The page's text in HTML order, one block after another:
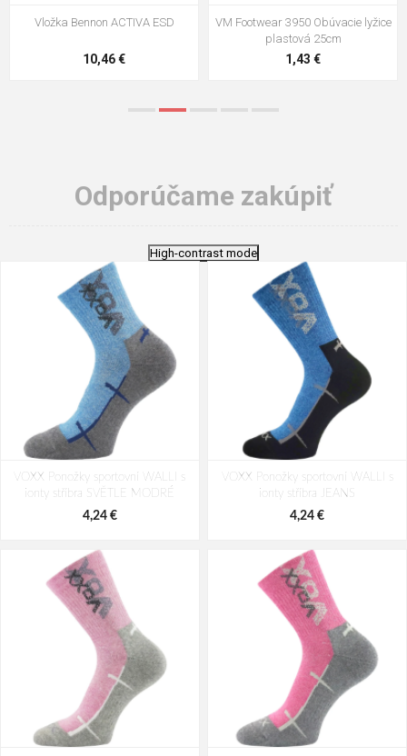
VM Footwear 3009 Vkladacia
5,21 €
VM Footwear 3102 Šnúrky ploché
0,79 €
Odporúčame zakúpiť
High-contrast mode
VOXX Ponožky sportovní WALLI s
ionty stříbra SVĚTLE MODRÉ
4,24 €
VOXX Ponožky sportovní WALLI s
ionty stříbra JEANS
4,24 €